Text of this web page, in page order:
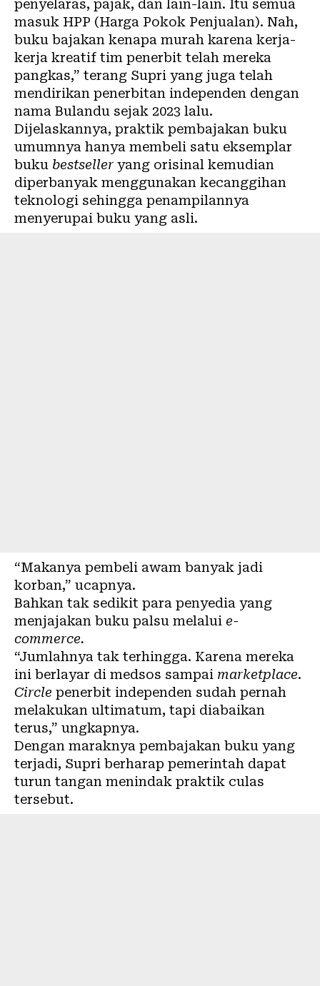
penyelaras, pajak, dan lain-lain. Itu semua
masuk HPP (Harga Pokok Penjualan). Nah,
buku bajakan kenapa murah karena kerja-
kerja kreatif tim penerbit telah mereka
pangkas,” terang Supri yang juga telah
mendirikan penerbitan independen dengan
nama Bulandu sejak 2023 lalu.
Dijelaskannya, praktik pembajakan buku
umumnya hanya membeli satu eksemplar
buku bestseller yang orisinal kemudian
diperbanyak menggunakan kecanggihan
teknologi sehingga penampilannya
menyerupai buku yang asli.
“Makanya pembeli awam banyak jadi
korban,” ucapnya.
Bahkan tak sedikit para penyedia yang
menjajakan buku palsu melalui e-
commerce.
“Jumlahnya tak terhingga. Karena mereka
ini berlayar di medsos sampai marketplace.
Circle penerbit independen sudah pernah
melakukan ultimatum, tapi diabaikan
terus,” ungkapnya.
Dengan maraknya pembajakan buku yang
terjadi, Supri berharap pemerintah dapat
turun tangan menindak praktik culas
tersebut.